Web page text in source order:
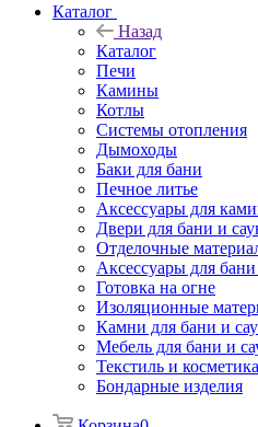
Каталог
Назад
Каталог
Печи
Камины
Котлы
Системы отопления
Дымоходы
Баки для бани
Печное литье
Аксессуары для
Двери для бани и
Отделочные
Аксессуары для
Готовка на огне
Изоляционные
Камни для бани и
Мебель для бани и
Текстиль и
Бондарные изделия